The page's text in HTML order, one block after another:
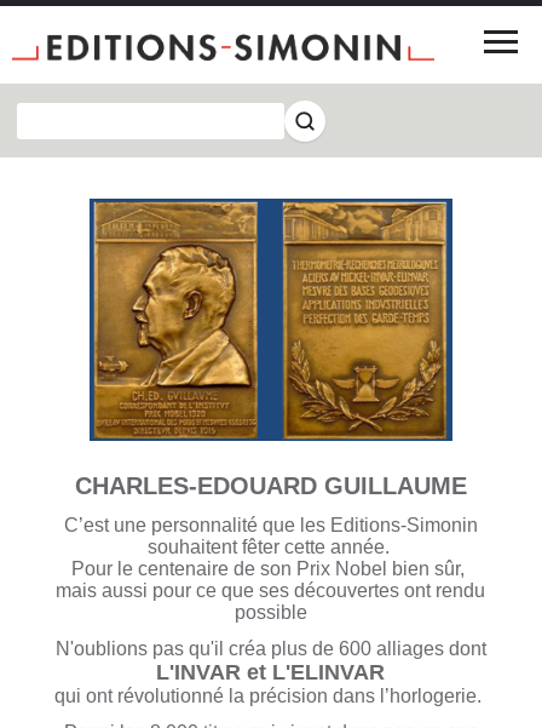
CHARLES-EDOUARD GUILLAUME
C’est une personnalité que les Editions-Simonin
souhaitent fêter cette année.
Pour le centenaire de son Prix Nobel bien sûr,
mais aussi pour ce que ses découvertes ont rendu
possible
N'oublions pas qu'il créa plus de 600 alliages dont
L'INVAR et L'ELINVAR
qui ont révolutionné la précision dans l’horlogerie.